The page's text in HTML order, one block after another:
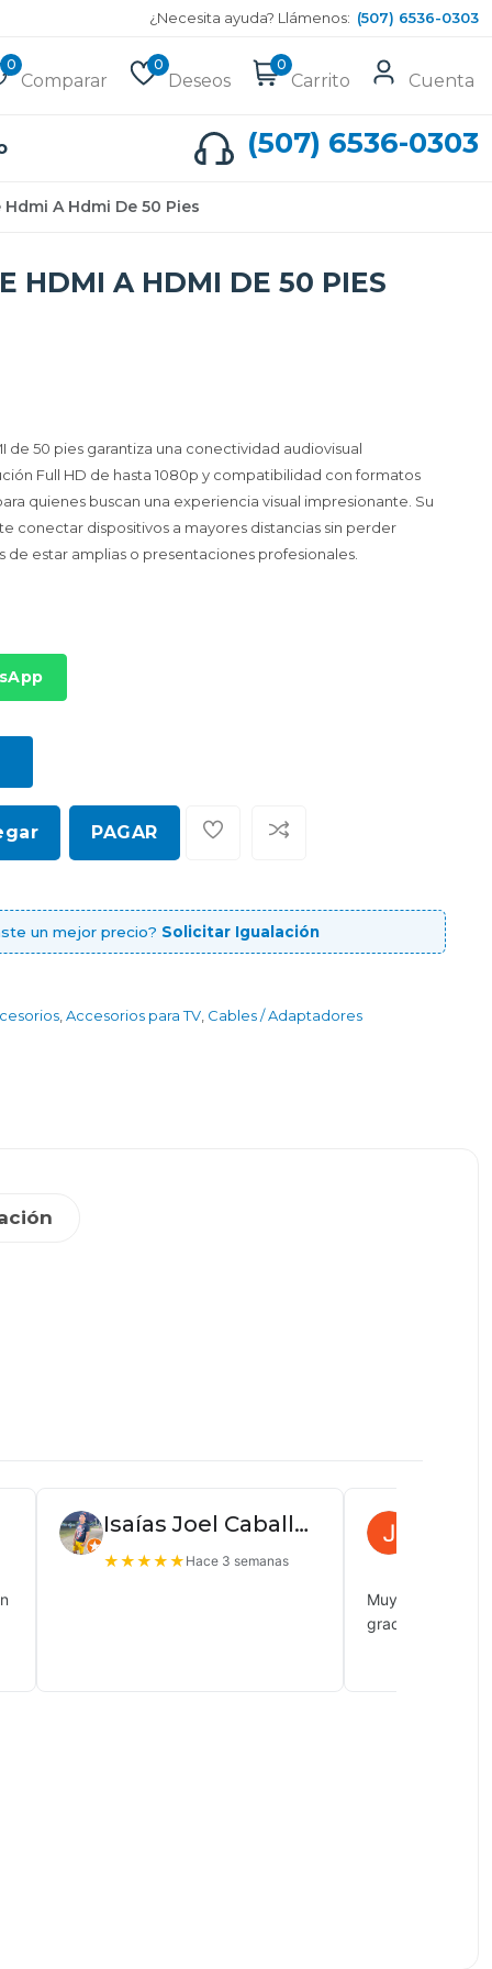
¿Necesita ayuda? Llámenos: (507) 6536-0303
0
Comparar
0
Deseos
0
Carrito Cuenta
(507) 6536-0303
A Hdmi De 50 Pies
HDMI A HDMI DE 50 PIES
de 50 pies garantiza una conectividad audiovisual
Full HD de hasta 1080p y compatibilidad con formatos
quienes buscan una experiencia visual impresionante. Su
conectar dispositivos a mayores distancias sin perder
de estar amplias o presentaciones profesionales.
PAGAR
un mejor precio? Solicitar Igualación
Accesorios para TV Cables / Adaptadores
Isaías Joel Caballero
★★★★★ Hace 3 semanas
Muy buena
gracias